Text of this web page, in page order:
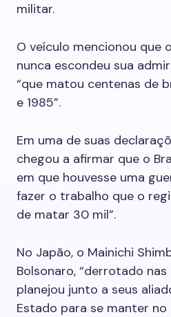
militar.
O veículo mencionou que
nunca escondeu sua
“que matou centenas de
e 1985”.
Em uma de suas
chegou a afirmar que o
em que houvesse uma
fazer o trabalho que o
de matar 30 mil”.
No Japão, o Mainichi
Bolsonaro, “derrotado
planejou junto a seus
Estado para se manter no